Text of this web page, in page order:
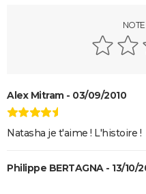
Jurassic World 3 : il
franchise, on vous
explique tout
Avatar 2 : quand sort la
Dune, deuxième partie :
Mickey 17 : pourquoi le
Alex Mitram - 03/09/2010
Natasha je t'aime ! L'histoire !
Philippe BERTAGNA - 13/10/